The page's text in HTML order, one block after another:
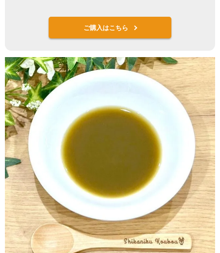
ご購入はこちら